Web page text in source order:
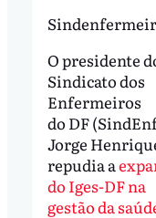
O presidente
Sindicato dos
Enfermeiros
do DF
Jorge
repudia a
do Iges-DF na
gestão da